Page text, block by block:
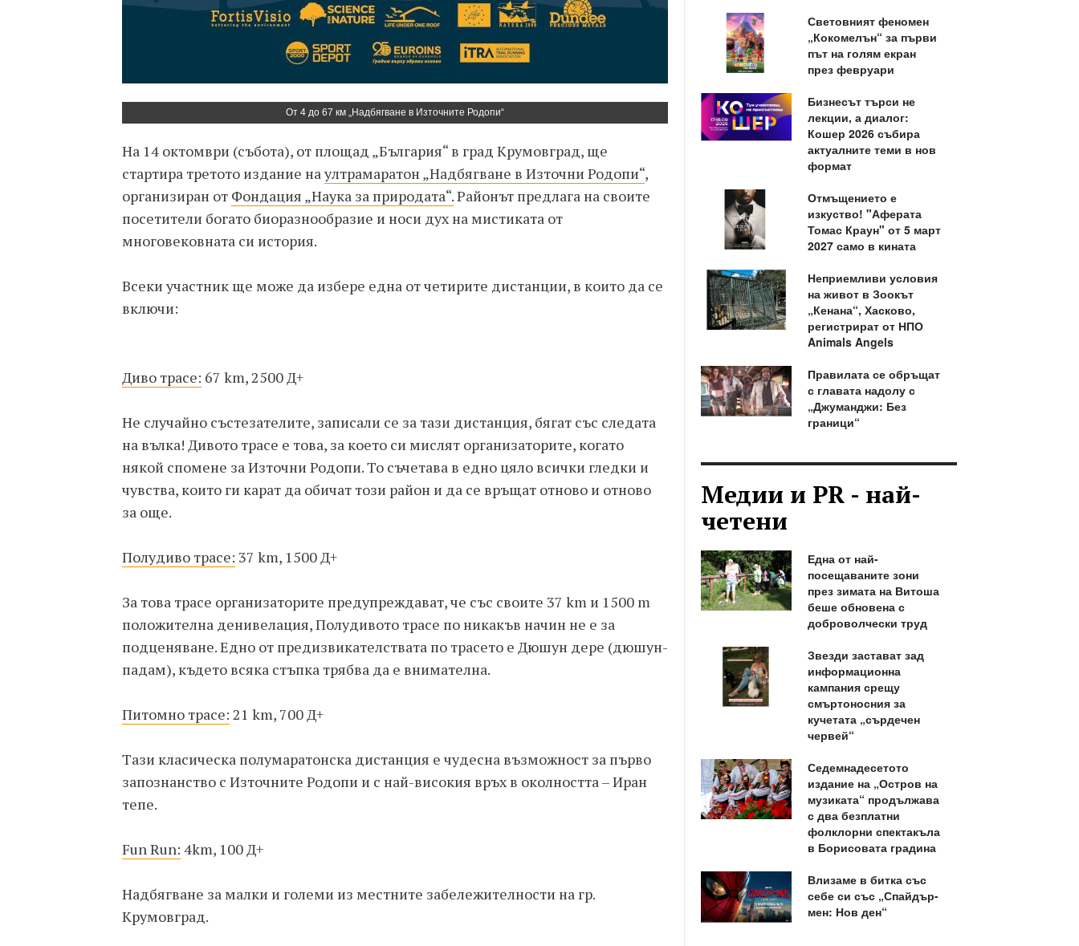
От 4 до 67 км „Надбягване в Източните Родопи“
На 14 октомври (събота), от площад „България“ в град Крумовград, ще
стартира третото издание наултрамаратон „Надбягване в Източни Родопи“,
организиран от Фондация „Наука за природата“.Районът предлага на своите
посетители богато биоразнообразие и носи дух на мистиката от
многовековната си история.
Всеки участник ще може да избере една от четирите дистанции, в които да се
включи:
Диво трасе: 67 km, 2500 Д+
Не случайно състезателите, записали се за тази дистанция, бягат със следата
на вълка! Дивото трасе е това, за което си мислят организаторите, когато
някой спомене за Източни Родопи. То съчетава в едно цяло всички гледки и
чувства, които ги карат да обичат този район и да се връщат отново и отново
за още.
Полудиво трасе: 37 km, 1500 Д+
За това трасе организаторите предупреждават, че със своите 37 km и 1500 m
положителна денивелация, Полудивото трасе по никакъв начин не е за
подценяване. Едно от предизвикателствата по трасето е Дюшун дере (дюшун-
падам), където всяка стъпка трябва да е внимателна.
Питомно трасе: 21 km, 700 Д+
Tази класическа полумаратонска дистанция е чудесна възможност за първо
запознанство с Източните Родопи и с най-високия връх в околността – Иран
тепе.
Fun Run: 4km, 100 Д+
Надбягване за малки и големи из местните забележителности на гр.
Крумовград.
Световният феномен
„Кокомелън“ за първи
път на голям екран
през февруари
Бизнесът търси не
лекции, а диалог:
Кошер 2026 събира
актуалните теми в нов
формат
Отмъщението е
изкуство! "Аферата
Томас Краун" от 5 март
2027 само в кината
Неприемливи условия
на живот в Зоокът
„Кенана“, Хасково,
регистрират от НПО
Animals Angels
Правилата се обръщат
с главата надолу с
„Джуманджи: Без
граници“
Медии и PR - най-
четени
Една от най-
посещаваните зони
през зимата на Витоша
беше обновена с
доброволчески труд
Звезди застават зад
информационна
кампания срещу
смъртоносния за
кучетата „сърдечен
червей“
Седемнадесетото
издание на „Остров на
музиката“ продължава
с два безплатни
фолклорни спектакъла
в Борисовата градина
Влизаме в битка със
себе си със „Спайдър-
мен: Нов ден“